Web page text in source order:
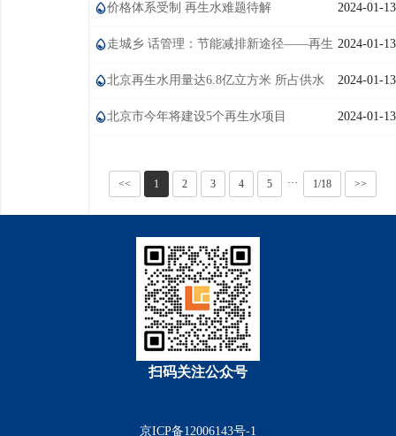
2024-01-13
价格体系受制 再生水难题待解
2024-01-13
走城乡 话管理：节能减排新途径——再生
水为源体 供热又制冷 2024-01-13
北京再生水用量达6.8亿立方米 所占供水
比例达19% 2024-01-13
北京市今年将建设5个再生水项目
<< 1 2 3 4 5 ··· 1/18 >>
扫码关注公众号
京ICP备12006143号-1